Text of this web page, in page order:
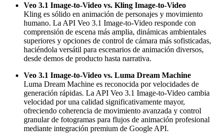
Veo 3.1 Image-to-Video vs. Kling Image-to-Video
Kling es sólido en animación de personajes y movimiento
humano. La API Veo 3.1 Image-to-Video responde con
comprensión de escena más amplia, dinámicas ambientales
superiores y opciones de control de cámara más sofisticadas,
haciéndola versátil para escenarios de animación diversos,
desde demos de producto hasta narrativa.
Veo 3.1 Image-to-Video vs. Luma Dream Machine
Luma Dream Machine es reconocida por velocidades de
generación rápidas. La API Veo 3.1 Image-to-Video cambia
velocidad por una calidad significativamente mayor,
ofreciendo coherencia de movimiento avanzada y control
granular de fotogramas para flujos de animación profesional
mediante integración premium de Google API.